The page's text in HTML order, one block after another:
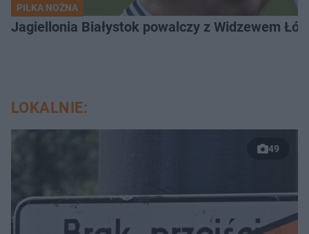
PIŁKA NOŻNA
Jagiellonia Białystok powalczy z Widzewem
LOKALNIE:
49